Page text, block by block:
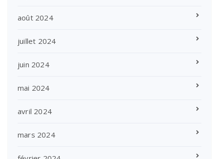
août 2024
juillet 2024
juin 2024
mai 2024
avril 2024
mars 2024